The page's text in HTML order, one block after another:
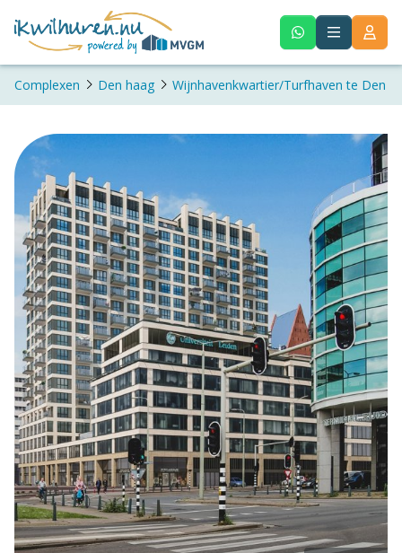
Complexen Den haag Wijnhavenkwartier/Turfhaven te Den